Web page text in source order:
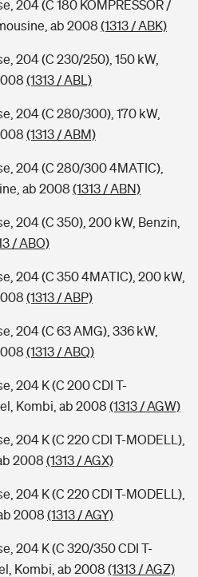
204 (C 180 KOMPRESSOR /
ab 2008 (1313 / ABK)
204 (C 230/250), 150 kW,
(1313 / ABL)
204 (C 280/300), 170 kW,
(1313 / ABM)
204 (C 280/300 4MATIC),
ab 2008 (1313 / ABN)
204 (C 350), 200 kW, Benzin,
/ ABO)
204 (C 350 4MATIC), 200 kW,
(1313 / ABP)
204 (C 63 AMG), 336 kW,
(1313 / ABQ)
204 K (C 200 CDI T-
Kombi, ab 2008 (1313 / AGW)
204 K (C 220 CDI T-MODELL),
2008 (1313 / AGX)
204 K (C 220 CDI T-MODELL),
2008 (1313 / AGY)
204 K (C 320/350 CDI T-
Kombi, ab 2008 (1313 / AGZ)